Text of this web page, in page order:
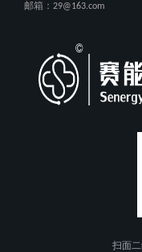
邮箱：29@163.com
扫面